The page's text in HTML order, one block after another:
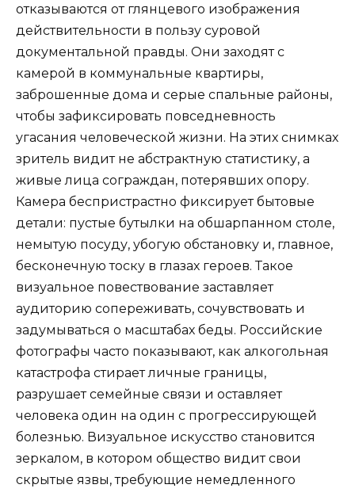
отказываются от глянцевого изображения
действительности в пользу суровой
документальной правды. Они заходят с
камерой в коммунальные квартиры,
заброшенные дома и серые спальные районы,
чтобы зафиксировать повседневность
угасания человеческой жизни. На этих снимках
зритель видит не абстрактную статистику, а
живые лица сограждан, потерявших опору.
Камера беспристрастно фиксирует бытовые
детали: пустые бутылки на обшарпанном столе,
немытую посуду, убогую обстановку и, главное,
бесконечную тоску в глазах героев. Такое
визуальное повествование заставляет
аудиторию сопереживать, сочувствовать и
задумываться о масштабах беды. Российские
фотографы часто показывают, как алкогольная
катастрофа стирает личные границы,
разрушает семейные связи и оставляет
человека один на один с прогрессирующей
болезнью. Визуальное искусство становится
зеркалом, в котором общество видит свои
скрытые язвы, требующие немедленного